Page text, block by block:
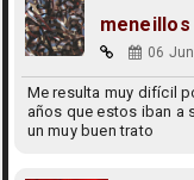
meneillos
06
Me resulta muy difícil
años que estos iban a
un muy buen trato